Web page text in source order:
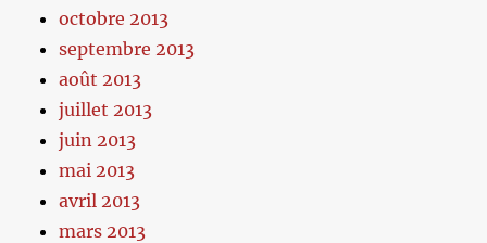
octobre 2013
septembre 2013
août 2013
juillet 2013
juin 2013
mai 2013
avril 2013
mars 2013